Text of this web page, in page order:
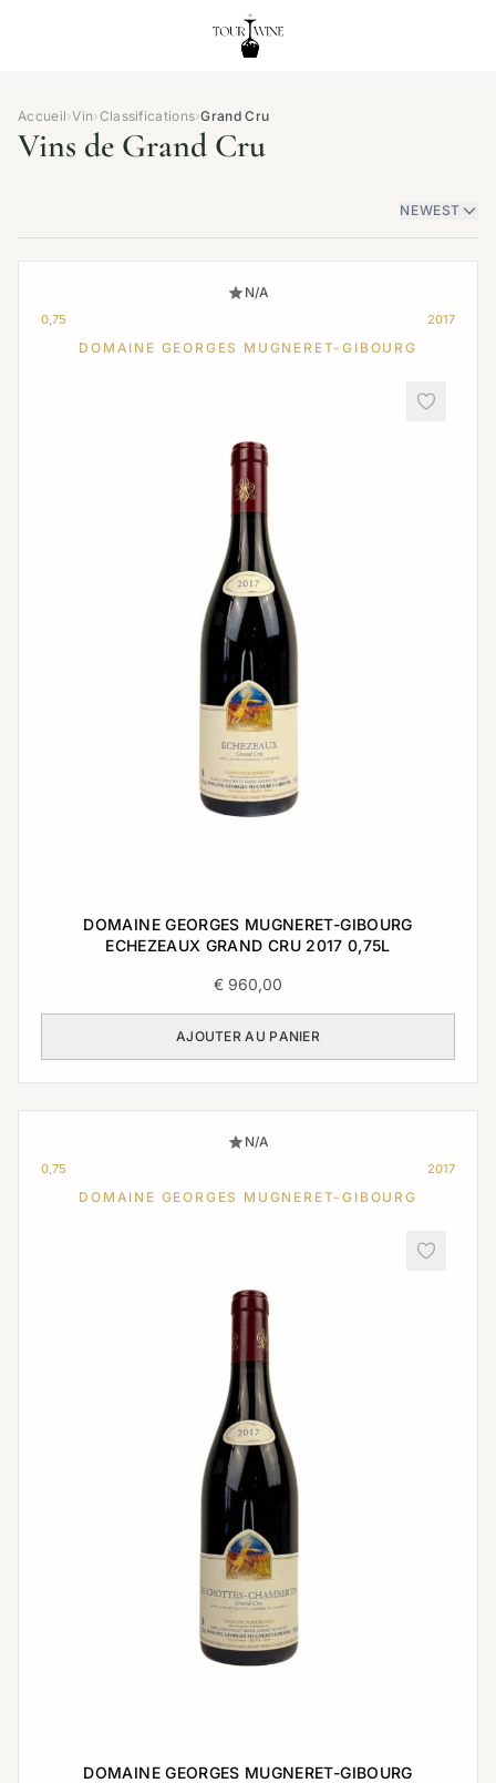
Accueil›Vin›Classifications›Grand Cru
Vins de Grand Cru
NEWEST
N/A
0,75 2017
DOMAINE GEORGES MUGNERET-GIBOURG
DOMAINE GEORGES MUGNERET-GIBOURG
ECHEZEAUX GRAND CRU 2017 0,75L
€ 960,00
AJOUTER AU PANIER
N/A
0,75 2017
DOMAINE GEORGES MUGNERET-GIBOURG
DOMAINE GEORGES MUGNERET-GIBOURG